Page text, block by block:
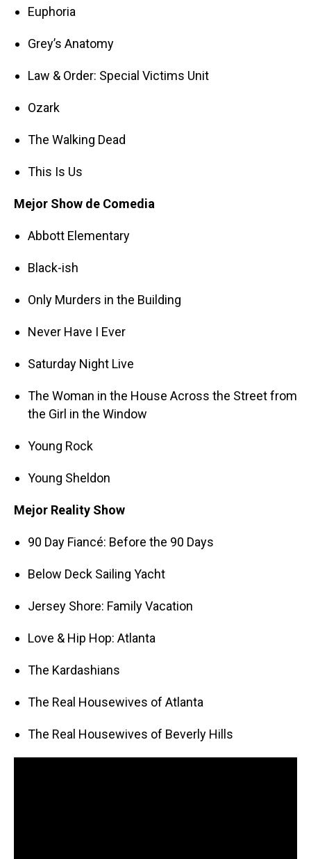
Euphoria
Grey’s Anatomy
Law & Order: Special Victims Unit
Ozark
The Walking Dead
This Is Us
Mejor Show de Comedia
Abbott Elementary
Black-ish
Only Murders in the Building
Never Have I Ever
Saturday Night Live
The Woman in the House Across the Street from
the Girl in the Window
Young Rock
Young Sheldon
Mejor Reality Show
90 Day Fiancé: Before the 90 Days
Below Deck Sailing Yacht
Jersey Shore: Family Vacation
Love & Hip Hop: Atlanta
The Kardashians
The Real Housewives of Atlanta
The Real Housewives of Beverly Hills